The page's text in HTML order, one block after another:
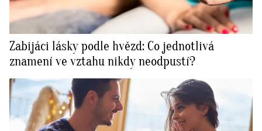
Zabijáci lásky podle hvězd: Co jednotlivá
znamení ve vztahu nikdy neodpustí?